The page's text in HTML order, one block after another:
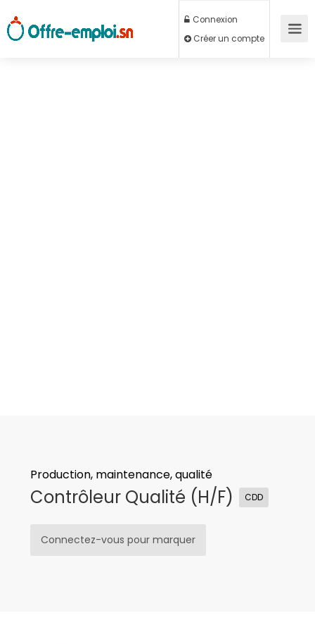
Connexion
Créer un compte
Production, maintenance, qualité
Contrôleur Qualité (H/F) CDD
Connectez-vous pour marquer